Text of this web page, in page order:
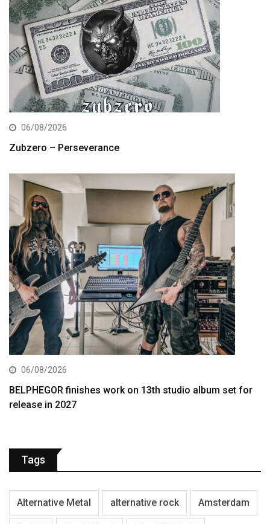
06/08/2026
Zubzero – Perseverance
06/08/2026
BELPHEGOR finishes work on 13th studio album set for
release in 2027
Tags
Alternative Metal alternative rock Amsterdam